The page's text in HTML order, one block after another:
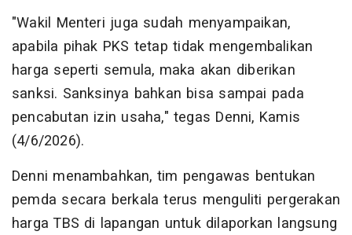
"Wakil Menteri juga sudah menyampaikan,
apabila pihak PKS tetap tidak mengembalikan
harga seperti semula, maka akan diberikan
sanksi. Sanksinya bahkan bisa sampai pada
pencabutan izin usaha," tegas Denni, Kamis
(4/6/2026).
Denni menambahkan, tim pengawas bentukan
pemda secara berkala terus menguliti pergerakan
harga TBS di lapangan untuk dilaporkan langsung